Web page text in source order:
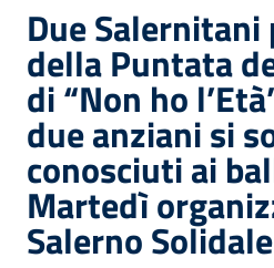
Due
della Puntata
di “Non ho
due anziani si
conosciuti ai
Martedì
Salerno